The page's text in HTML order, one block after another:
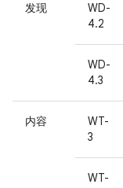
发现
WD-
4.2
WD-
4.3
内容
WT-
3
WT-